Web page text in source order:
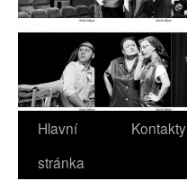
Hlavní
stránka
Kontakty